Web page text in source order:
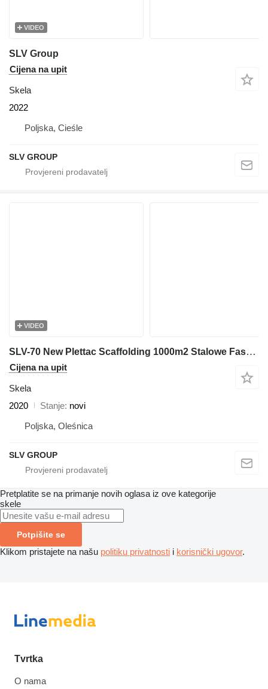
VIDEO
SLV Group
Cijena na upit
Skela
2022
Poljska, Cieśle
SLV GROUP
VIDEO
SLV-70 New Plettac Scaffolding 1000m2 Stalowe Fasadowe Rusztowan
Cijena na upit
Skela
2020
Stanje novi
Poljska, Oleśnica
SLV GROUP
Pretplatite se na primanje novih oglasa iz ove kategorije
skele
Potpišite se
Klikom pristajete na našu politiku privatnosti i korisnički ugovor.
Tvrtka
O nama